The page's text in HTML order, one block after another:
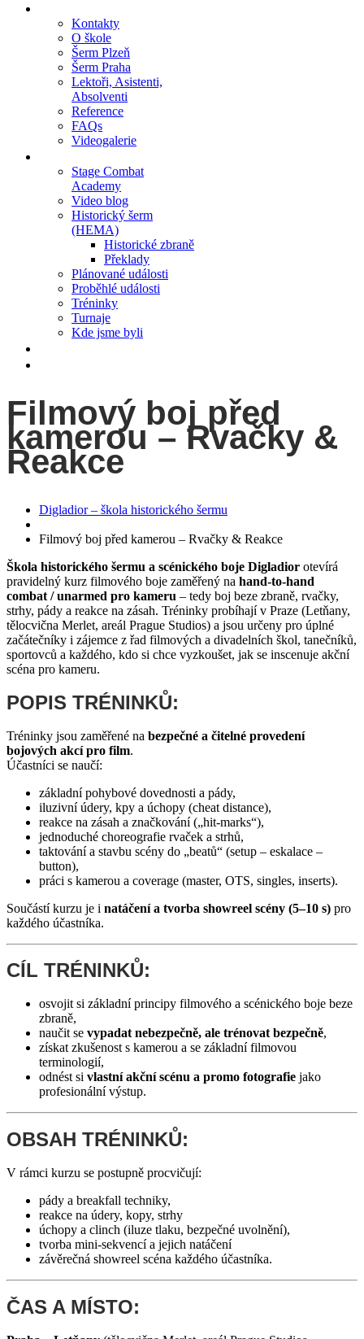
Kontakty
O škole
Šerm Plzeň
Šerm Praha
Lektoři, Asistenti,
Absolventi
Reference
FAQs
Videogalerie
Stage Combat
Academy
Video blog
Historický šerm
(HEMA)
Historické zbraně
Překlady
Plánované události
Proběhlé události
Tréninky
Turnaje
Kde jsme byli
Filmový boj před
kamerou – Rvačky &
Reakce
Digladior – škola historického šermu
Filmový boj před kamerou – Rvačky & Reakce
Škola historického šermu a scénického boje Digladior otevírá
pravidelný kurz filmového boje zaměřený na hand-to-hand
combat / unarmed pro kameru – tedy boj beze zbraně, rvačky,
strhy, pády a reakce na zásah. Tréninky probíhají v Praze (Letňany,
tělocvična Merlet, areál Prague Studios) a jsou určeny pro úplné
začátečníky i zájemce z řad filmových a divadelních škol, tanečníků,
sportovců a každého, kdo si chce vyzkoušet, jak se inscenuje akční
scéna pro kameru.
POPIS TRÉNINKŮ:
Tréninky jsou zaměřené na bezpečné a čitelné provedení
bojových akcí pro film.
Účastníci se naučí:
základní pohybové dovednosti a pády,
iluzivní údery, kpy a úchopy (cheat distance),
reakce na zásah a značkování („hit-marks“),
jednoduché choreografie rvaček a strhů,
taktování a stavbu scény do „beatů“ (setup – eskalace –
button),
práci s kamerou a coverage (master, OTS, singles, inserts).
Součástí kurzu je i natáčení a tvorba showreel scény (5–10 s) pro
každého účastníka.
CÍL TRÉNINKŮ:
osvojit si základní principy filmového a scénického boje beze
zbraně,
naučit se vypadat nebezpečně, ale trénovat bezpečně,
získat zkušenost s kamerou a se základní filmovou
terminologií,
odnést si vlastní akční scénu a promo fotografie jako
profesionální výstup.
OBSAH TRÉNINKŮ:
V rámci kurzu se postupně procvičují:
pády a breakfall techniky,
reakce na údery, kopy, strhy
úchopy a clinch (iluze tlaku, bezpečné uvolnění),
tvorba mini-sekvencí a jejich natáčení
závěrečná showreel scéna každého účastníka.
ČAS A MÍSTO: